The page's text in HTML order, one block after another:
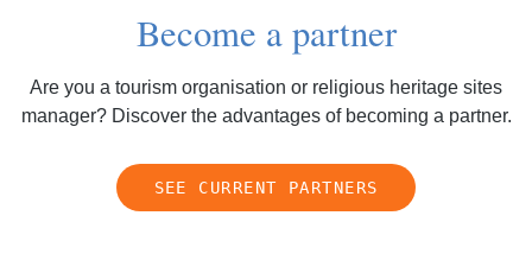
Become a partner
Are you a tourism organisation or religious heritage sites
manager? Discover the advantages of becoming a partner.
SEE CURRENT PARTNERS